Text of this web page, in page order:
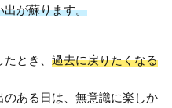
出が蘇ります。
とき、 過去に戻りたくなる
ある日は、無意識に楽しか